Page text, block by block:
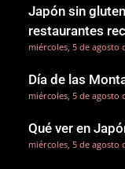
Japón sin
restaurantes
miércoles, 5 de agosto
Día de las
miércoles, 5 de agosto
Qué ver en
miércoles, 5 de agosto